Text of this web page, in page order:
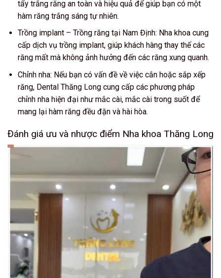
tẩy trắng răng an toàn và hiệu quả để giúp bạn có một
hàm răng trắng sáng tự nhiên.
Trồng implant – Trồng răng tại Nam Định: Nha khoa cung
cấp dịch vụ trồng implant, giúp khách hàng thay thế các
răng mất mà không ảnh hưởng đến các răng xung quanh.
Chỉnh nha: Nếu bạn có vấn đề về việc cắn hoặc sắp xếp
răng, Dental Thăng Long cung cấp các phương pháp
chỉnh nha hiện đại như mắc cài, mắc cài trong suốt để
mang lại hàm răng đều đặn và hài hòa.
Đánh giá ưu và nhược điểm Nha khoa Thăng Long